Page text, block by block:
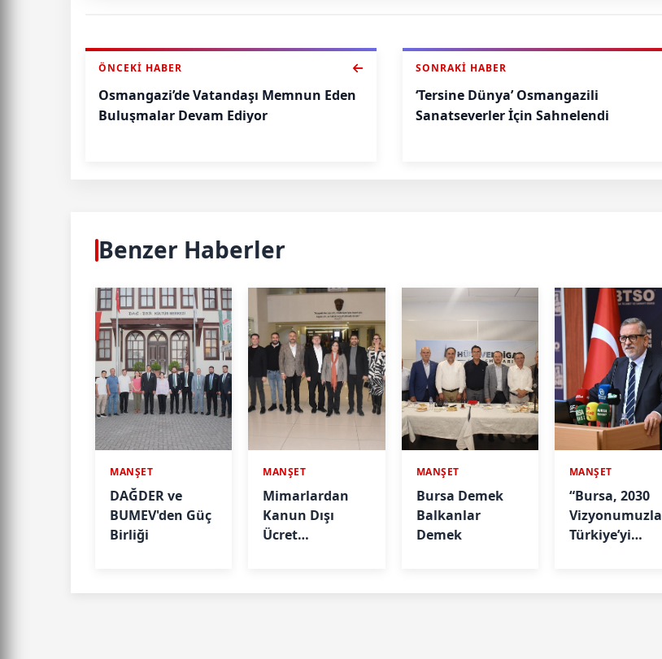
ÖNCEKI HABER
Osmangazi’de Vatandaşı Memnun Eden
Buluşmalar Devam Ediyor
SONRAKI HABER
‘Tersine Dünya’ Osmangazili
Sanatseverler İçin Sahnelendi
Benzer Haberler
MANŞET
DAĞDER ve
BUMEV'den Güç
Birliği
MANŞET
Mimarlardan
Kanun Dışı
Ücret
MANŞET
Bursa Demek
Balkanlar
Demek
MANŞET
“Bursa, 2030
Vizyonumuzla
Türkiye’yi